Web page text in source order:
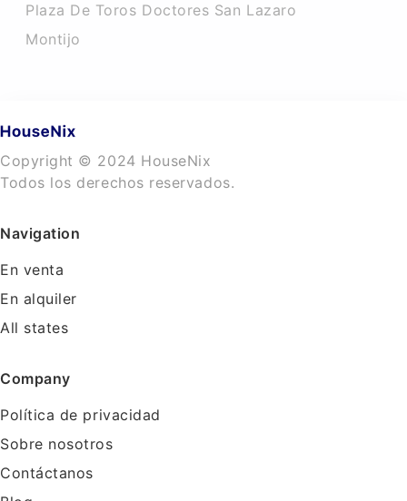
Plaza De Toros Doctores San Lazaro
Montijo
Copyright © 2024 HouseNix
Todos los derechos reservados.
Navigation
En venta
En alquiler
All states
Company
Política de privacidad
Sobre nosotros
Contáctanos